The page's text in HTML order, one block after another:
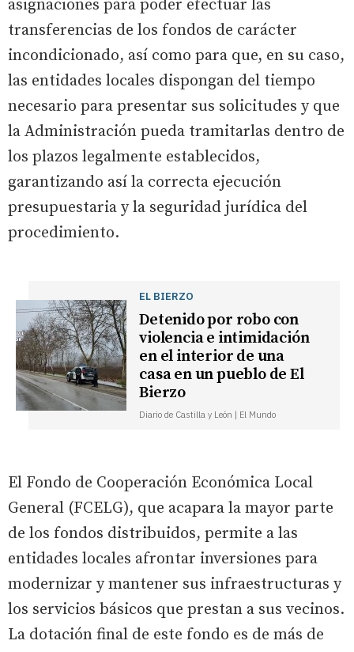
asignaciones para poder efectuar las
transferencias de los fondos de carácter
incondicionado, así como para que, en su caso,
las entidades locales dispongan del tiempo
necesario para presentar sus solicitudes y que
la Administración pueda tramitarlas dentro de
los plazos legalmente establecidos,
garantizando así la correcta ejecución
presupuestaria y la seguridad jurídica del
procedimiento.
EL BIERZO
Detenido por robo con
violencia e intimidación
en el interior de una
casa en un pueblo de El
Bierzo
Diario de Castilla y León | El Mundo
El Fondo de Cooperación Económica Local
General (FCELG), que acapara la mayor parte
de los fondos distribuidos, permite a las
entidades locales afrontar inversiones para
modernizar y mantener sus infraestructuras y
los servicios básicos que prestan a sus vecinos.
La dotación final de este fondo es de más de